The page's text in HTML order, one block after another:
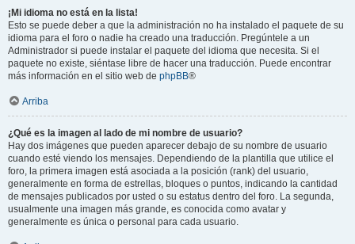
¡Mi idioma no está en la lista!
Esto se puede deber a que la administración no ha instalado el paquete de su
idioma para el foro o nadie ha creado una traducción. Pregúntele a un
Administrador si puede instalar el paquete del idioma que necesita. Si el
paquete no existe, siéntase libre de hacer una traducción. Puede encontrar
más información en el sitio web de phpBB®
Arriba
¿Qué es la imagen al lado de mi nombre de usuario?
Hay dos imágenes que pueden aparecer debajo de su nombre de usuario
cuando esté viendo los mensajes. Dependiendo de la plantilla que utilice el
foro, la primera imagen está asociada a la posición (rank) del usuario,
generalmente en forma de estrellas, bloques o puntos, indicando la cantidad
de mensajes publicados por usted o su estatus dentro del foro. La segunda,
usualmente una imagen más grande, es conocida como avatar y
generalmente es única o personal para cada usuario.